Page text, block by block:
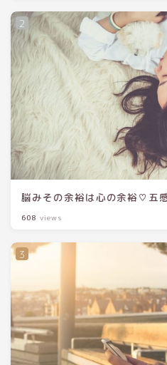
脳みその余裕は心の余裕♡五
608 views